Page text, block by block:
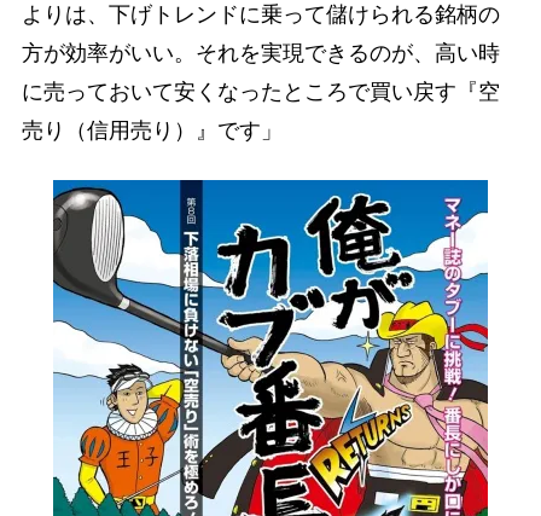
よりは、下げトレンドに乗って儲けられる銘柄の
方が効率がいい。それを実現できるのが、高い時
に売っておいて安くなったところで買い戻す『空
売り（信用売り）』です」